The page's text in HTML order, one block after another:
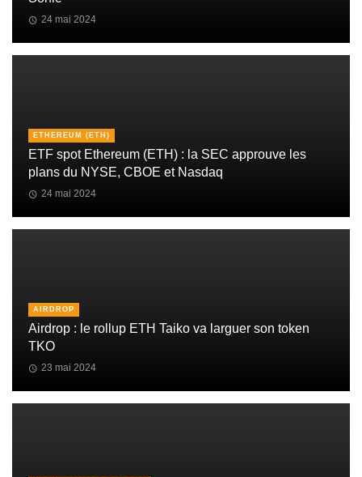
24 mai 2024
ETHEREUM (ETH)
ETF spot Ethereum (ETH) : la SEC approuve les
plans du NYSE, CBOE et Nasdaq
24 mai 2024
AIRDROP
Airdrop : le rollup ETH Taiko va larguer son token
TKO
23 mai 2024